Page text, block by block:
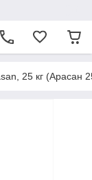
25 кг (Арасан